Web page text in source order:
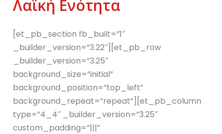
Λαϊκή Ενότητα
[et_pb_section fb_built=”1″
_builder_version=”3.22″][et_pb_row
_builder_version=”3.25″
background_size=”initial”
background_position=”top_left”
background_repeat=”repeat”][et_pb_column
type=”4_4″ _builder_version=”3.25″
custom_padding=”|||”